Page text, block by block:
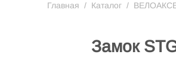
Главная / Каталог /
Замок